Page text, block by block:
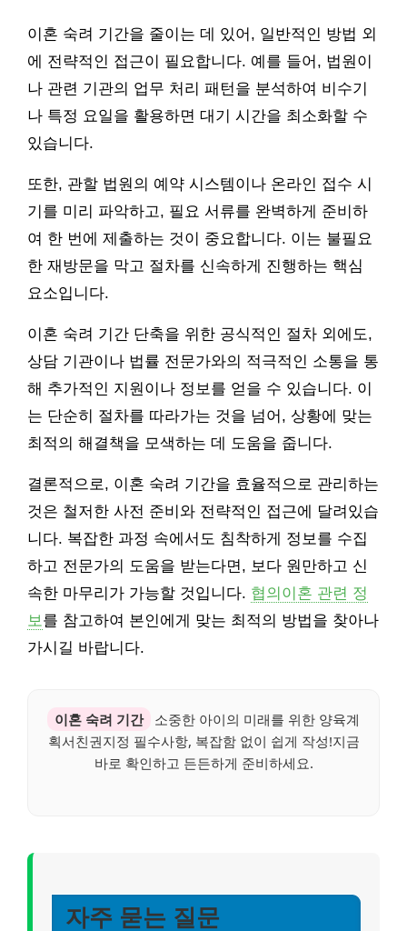
이혼 숙려 기간을 줄이는 데 있어, 일반적인 방법 외
에 전략적인 접근이 필요합니다. 예를 들어, 법원이
나 관련 기관의 업무 처리 패턴을 분석하여 비수기
나 특정 요일을 활용하면 대기 시간을 최소화할 수
있습니다.
또한, 관할 법원의 예약 시스템이나 온라인 접수 시
기를 미리 파악하고, 필요 서류를 완벽하게 준비하
여 한 번에 제출하는 것이 중요합니다. 이는 불필요
한 재방문을 막고 절차를 신속하게 진행하는 핵심
요소입니다.
이혼 숙려 기간 단축을 위한 공식적인 절차 외에도,
상담 기관이나 법률 전문가와의 적극적인 소통을 통
해 추가적인 지원이나 정보를 얻을 수 있습니다. 이
는 단순히 절차를 따라가는 것을 넘어, 상황에 맞는
최적의 해결책을 모색하는 데 도움을 줍니다.
결론적으로, 이혼 숙려 기간을 효율적으로 관리하는
것은 철저한 사전 준비와 전략적인 접근에 달려있습
니다. 복잡한 과정 속에서도 침착하게 정보를 수집
하고 전문가의 도움을 받는다면, 보다 원만하고 신
속한 마무리가 가능할 것입니다. 협의이혼 관련 정
보를 참고하여 본인에게 맞는 최적의 방법을 찾아나
가시길 바랍니다.
이혼 숙려 기간
소중한 아이의 미래를 위한 양육계
획서친권지정 필수사항, 복잡함 없이 쉽게 작성!지금
바로 확인하고 든든하게 준비하세요.
자주 묻는 질문